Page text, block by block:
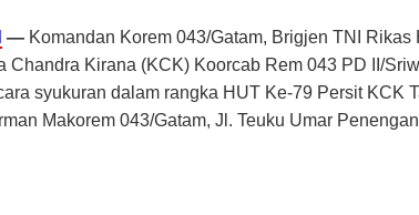
—Komandan Korem 043/Gatam, Brigjen TNI Rikas
Chandra Kirana (KCK) Koorcab Rem 043 PD II/
syukuran dalam rangka HUT Ke-79 Persit KCK
Makorem 043/Gatam, Jl. Teuku Umar